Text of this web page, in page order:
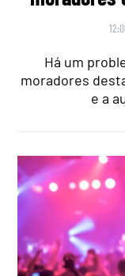
Há um
moradores
e a